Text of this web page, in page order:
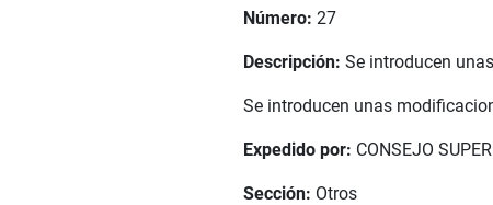
Número: 27
Descripción: Se introducen
Se introducen unas
Expedido por: CONSEJO
Sección: Otros